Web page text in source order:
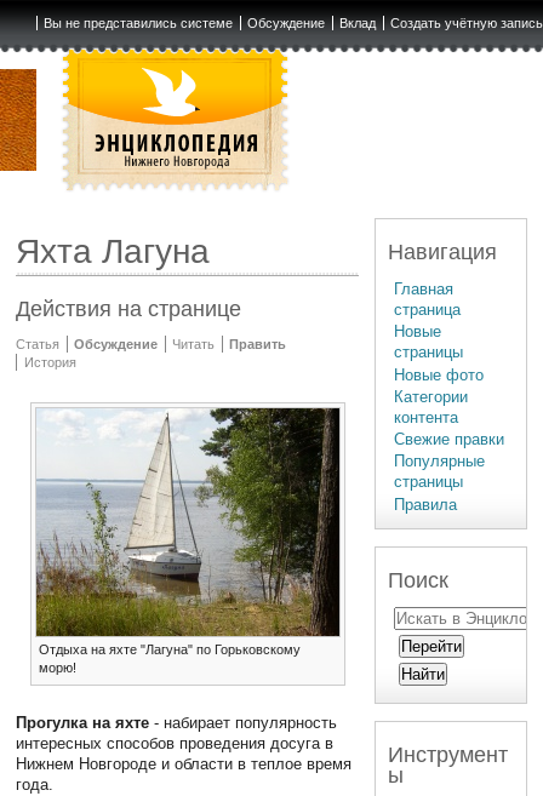
Вы не представились системе Обсуждение Вклад Создать учётную запись
Яхта Лагуна
Действия на странице
Статья Обсуждение Читать
Править
История
Отдыха на яхте "Лагуна" по Горьковскому
морю!
Прогулка на яхте - набирает популярность
интересных способов проведения досуга в
Нижнем Новгороде и области в теплое время
года.
Навигация
Главная
страница
Новые
страницы
Новые фото
Категории
контента
Свежие правки
Популярные
страницы
Правила
Поиск
Инструмент
ы